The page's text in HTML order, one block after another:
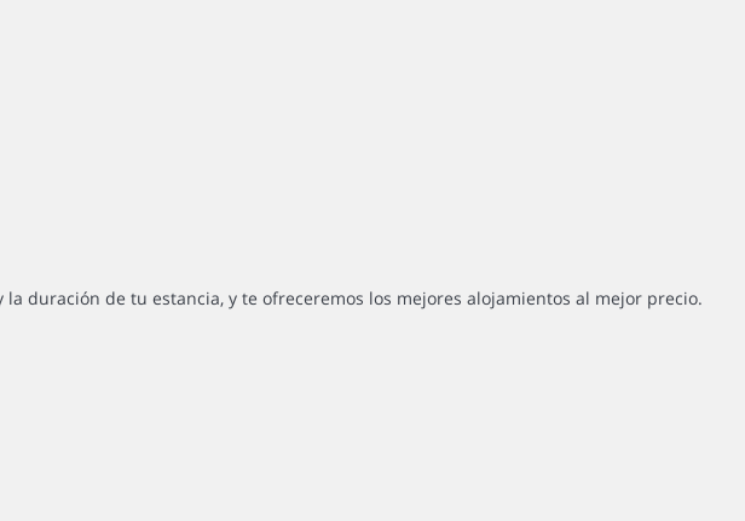
duración de tu estancia, y te ofreceremos los mejores alojamientos al mejor precio.